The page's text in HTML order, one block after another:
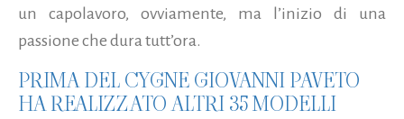
un capolavoro, ovviamente, ma l’inizio di una
passione che dura tutt’ora.
PRIMA DEL CYGNE GIOVANNI PAVETO
HA REALIZZATO ALTRI 35 MODELLI